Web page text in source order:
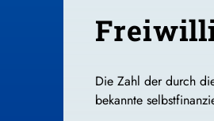
Die Zahl der durch
bekannte